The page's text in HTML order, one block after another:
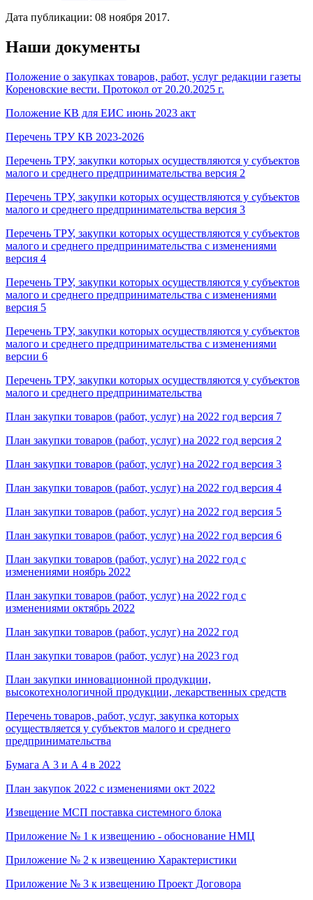
Дата публикации: 08 ноября 2017.
Наши документы
Положение о закупках товаров, работ, услуг редакции газеты
Кореновские вести. Протокол от 20.20.2025 г.
Положение КВ для ЕИС июнь 2023 акт
Перечень ТРУ КВ 2023-2026
Перечень ТРУ, закупки которых осуществляются у субъектов
малого и среднего предпринимательства версия 2
Перечень ТРУ, закупки которых осуществляются у субъектов
малого и среднего предпринимательства версия 3
Перечень ТРУ, закупки которых осуществляются у субъектов
малого и среднего предпринимательства с изменениями
версия 4
Перечень ТРУ, закупки которых осуществляются у субъектов
малого и среднего предпринимательства с изменениями
версия 5
Перечень ТРУ, закупки которых осуществляются у субъектов
малого и среднего предпринимательства с изменениями
версии 6
Перечень ТРУ, закупки которых осуществляются у субъектов
малого и среднего предпринимательства
План закупки товаров (работ, услуг) на 2022 год версия 7
План закупки товаров (работ, услуг) на 2022 год версия 2
План закупки товаров (работ, услуг) на 2022 год версия 3
План закупки товаров (работ, услуг) на 2022 год версия 4
План закупки товаров (работ, услуг) на 2022 год версия 5
План закупки товаров (работ, услуг) на 2022 год версия 6
План закупки товаров (работ, услуг) на 2022 год с
изменениями ноябрь 2022
План закупки товаров (работ, услуг) на 2022 год с
изменениями октябрь 2022
План закупки товаров (работ, услуг) на 2022 год
План закупки товаров (работ, услуг) на 2023 год
План закупки инновационной продукции,
высокотехнологичной продукции, лекарственных средств
Перечень товаров, работ, услуг, закупка которых
осуществляется у субъектов малого и среднего
предпринимательства
Бумага А 3 и А 4 в 2022
План закупок 2022 с изменениями окт 2022
Извещение МСП поставка системного блока
Приложение № 1 к извещению - обоснование НМЦ
Приложение № 2 к извещению Характеристики
Приложение № 3 к извещению Проект Договора